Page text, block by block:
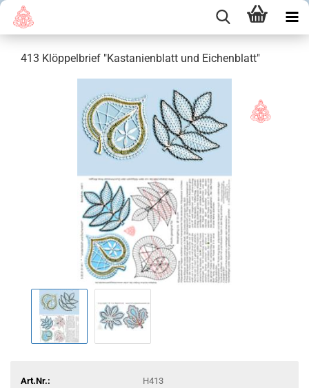
413 Klöppelbrief "Kastanienblatt und Eichenblatt"
Art.Nr.:
H413